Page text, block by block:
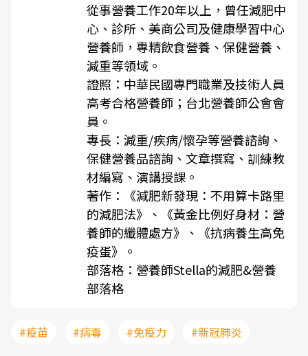
從事營養工作20年以上，曾任減肥中
心、診所、美商公司及健康學習中心
營養師，專精飲食營養、保健營養、
減重等領域。
證照：中華民國專門職業及技術人員
高考合格營養師；台北營養師公會會
員。
專長：減重/疾病/懷孕等營養諮詢、
保健營養品諮詢、文章撰寫、訓練教
材編寫、演講授課。
著作：《減肥新發現：不用算卡路里
的減肥法》、《黃金比例好身材：營
養師的纖體處方》、《抗病養生高免
疫蛋》。
部落格： 營養師Stella的減肥&營養
部落格
#疫苗 #病毒 #免疫力 #新冠肺炎